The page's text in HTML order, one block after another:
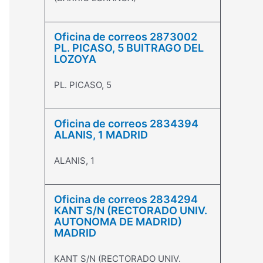
Oficina de correos 2873002
PL. PICASO, 5 BUITRAGO DEL
LOZOYA
PL. PICASO, 5
Oficina de correos 2834394
ALANIS, 1 MADRID
ALANIS, 1
Oficina de correos 2834294
KANT S/N (RECTORADO UNIV.
AUTONOMA DE MADRID)
MADRID
KANT S/N (RECTORADO UNIV.